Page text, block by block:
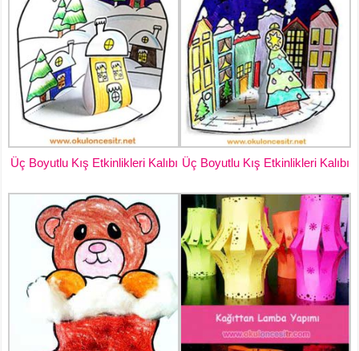
Üç Boyutlu Kış Etkinlikleri Kalıbı Üç Boyutlu Kış Etkinlikleri Kalıbı